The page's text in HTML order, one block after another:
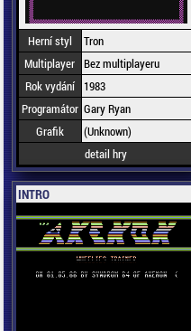
Herní styl
Tron
Multiplayer Bez multiplayeru
Rok vydání
1983
Programátor Gary Ryan
Grafik
(Unknown)
detail hry
INTRO